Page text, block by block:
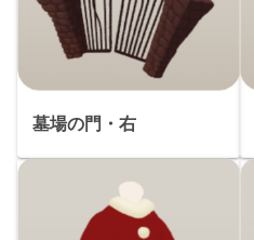
墓場の門・右